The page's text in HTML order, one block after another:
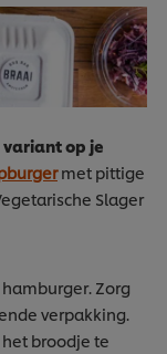
variant op je
met pittige
Slager
Zorg
verpakking.
broodje te